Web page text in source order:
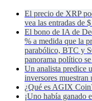
El precio de XRP
vea las entradas de
El bono de IA de
% a medida que la
parabólico, BTC y
panorama político
Un analista predice
inversores
¿Qué es AGIX
¡Uno había ganado